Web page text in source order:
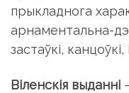
прыкладнога
арнаментальна-
застаўкі, канцоўкі,
Віленскія выданні